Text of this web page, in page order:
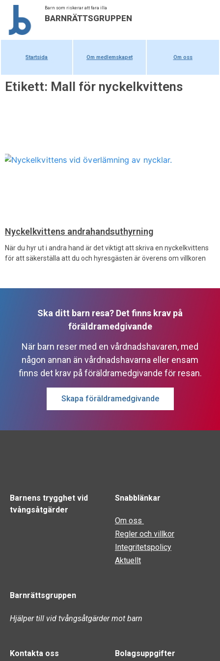
Barn som riskerar att fara illa
BARNRÄTTSGRUPPEN
Startsida Om medlemskapet Om oss
Etikett: Mall för nyckelkvittens
Nyckelkvittens andrahandsuthyrning
När du hyr ut i andra hand är det viktigt att skriva en nyckelkvittens
för att säkerställa att du och hyresgästen är överens om villkoren
Ska ditt barn resa? Det finns krav på
föräldramedgivande
När barn reser med en vårdnadshavaren, med
någon annan än vårdnadshavarna eller ensam
finns det krav på föräldramedgivande för resan.
Skapa föräldramedgivande
Barnens trygghet vid
tvångsåtgärder
Snabblänkar
Om oss
Regler och villkor
Integritetspolicy
Aktuellt
Barnrättsgruppen
Hjälper till vid tvångsåtgärder mot barn
Kontakta oss Bolagsuppgifter